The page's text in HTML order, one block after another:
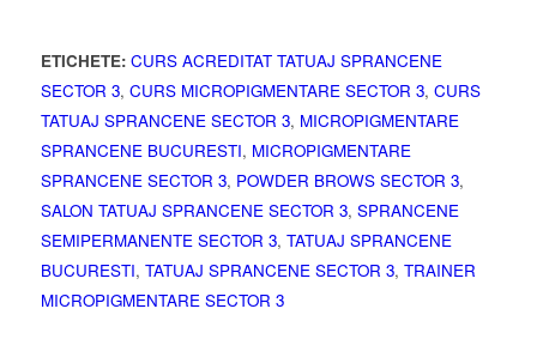
ETICHETE: CURS ACREDITAT TATUAJ SPRANCENE
SECTOR 3, CURS MICROPIGMENTARE SECTOR 3, CURS
TATUAJ SPRANCENE SECTOR 3, MICROPIGMENTARE
SPRANCENE BUCURESTI, MICROPIGMENTARE
SPRANCENE SECTOR 3, POWDER BROWS SECTOR 3,
SALON TATUAJ SPRANCENE SECTOR 3, SPRANCENE
SEMIPERMANENTE SECTOR 3, TATUAJ SPRANCENE
BUCURESTI, TATUAJ SPRANCENE SECTOR 3, TRAINER
MICROPIGMENTARE SECTOR 3